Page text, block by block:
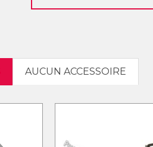
AUCUN ACCESSOIRE